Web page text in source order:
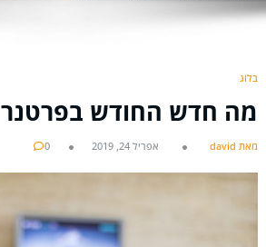
בלוג
מה חדש החודש בפרטנר TV
מאת david אפריל 24, 2019 0